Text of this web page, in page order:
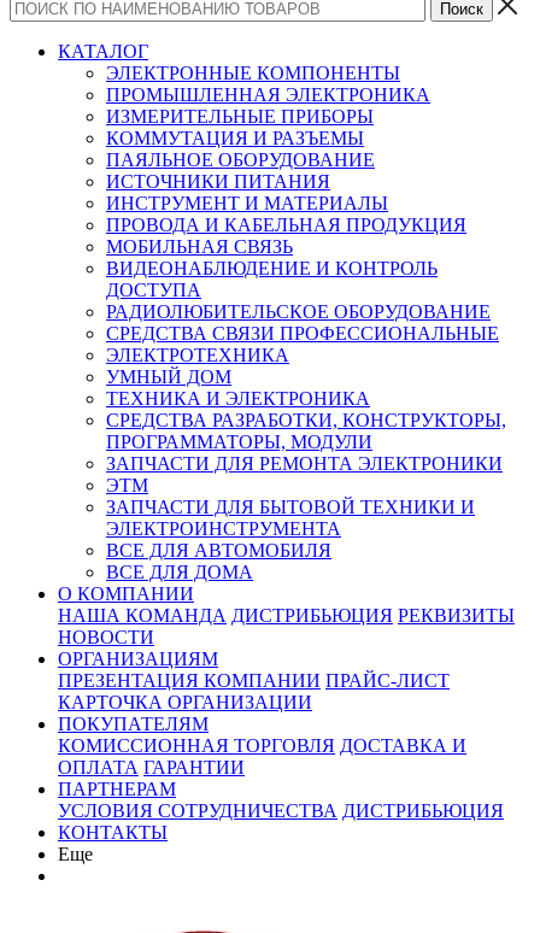
КАТАЛОГ
ЭЛЕКТРОННЫЕ КОМПОНЕНТЫ
ПРОМЫШЛЕННАЯ ЭЛЕКТРОНИКА
ИЗМЕРИТЕЛЬНЫЕ ПРИБОРЫ
КОММУТАЦИЯ И РАЗЪЕМЫ
ПАЯЛЬНОЕ ОБОРУДОВАНИЕ
ИСТОЧНИКИ ПИТАНИЯ
ИНСТРУМЕНТ И МАТЕРИАЛЫ
ПРОВОДА И КАБЕЛЬНАЯ ПРОДУКЦИЯ
МОБИЛЬНАЯ СВЯЗЬ
ВИДЕОНАБЛЮДЕНИЕ И КОНТРОЛЬ
ДОСТУПА
РАДИОЛЮБИТЕЛЬСКОЕ ОБОРУДОВАНИЕ
СРЕДСТВА СВЯЗИ ПРОФЕССИОНАЛЬНЫЕ
ЭЛЕКТРОТЕХНИКА
УМНЫЙ ДОМ
ТЕХНИКА И ЭЛЕКТРОНИКА
СРЕДСТВА РАЗРАБОТКИ, КОНСТРУКТОРЫ,
ПРОГРАММАТОРЫ, МОДУЛИ
ЗАПЧАСТИ ДЛЯ РЕМОНТА ЭЛЕКТРОНИКИ
ЭТМ
ЗАПЧАСТИ ДЛЯ БЫТОВОЙ ТЕХНИКИ И
ЭЛЕКТРОИНСТРУМЕНТА
ВСЕ ДЛЯ АВТОМОБИЛЯ
ВСЕ ДЛЯ ДОМА
О КОМПАНИИ
НАША КОМАНДА ДИСТРИБЬЮЦИЯ РЕКВИЗИТЫ
НОВОСТИ
ОРГАНИЗАЦИЯМ
ПРЕЗЕНТАЦИЯ КОМПАНИИ ПРАЙС-ЛИСТ
КАРТОЧКА ОРГАНИЗАЦИИ
ПОКУПАТЕЛЯМ
КОМИССИОННАЯ ТОРГОВЛЯ ДОСТАВКА И
ОПЛАТА ГАРАНТИИ
ПАРТНЕРАМ
УСЛОВИЯ СОТРУДНИЧЕСТВА ДИСТРИБЬЮЦИЯ
КОНТАКТЫ
Еще